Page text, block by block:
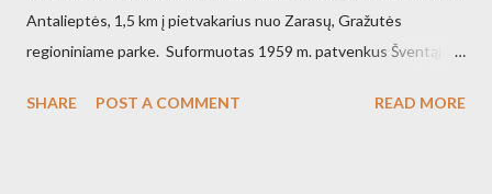
Antalieptės, 1,5 km į pietvakarius nuo Zarasų, Gražutės
regioniniame parke. Suformuotas 1959 m. patvenkus Šventąją
(galia 2460 kW) reikmėms. Kraštovaizdžio draustinis.
SHARE POST A COMMENT READ MORE